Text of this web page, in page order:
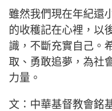
雖然我們現在年紀還
的收穫記在心裡，以
識，不斷充實自己。
取、勇敢追夢，為社
力量。
文：中華基督教會銘